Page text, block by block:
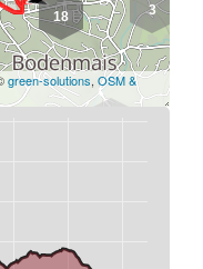
18 3
green-solutions, OSM &